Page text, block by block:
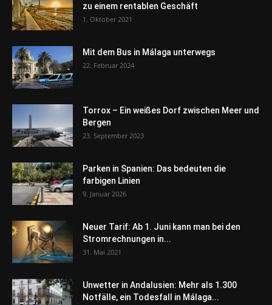
zu einem rentablen Geschäft
1. Oktober 2021
Mit dem Bus in Málaga unterwegs
22. Februar 2024
Torrox – Ein weißes Dorf zwischen Meer und
Bergen
23. September 2023
Parken in Spanien: Das bedeuten die
farbigen Linien
9. Januar 2026
Neuer Tarif: Ab 1. Juni kann man bei den
Stromrechnungen in...
31. Mai 2021
Unwetter in Andalusien: Mehr als 1.300
Notfälle, ein Todesfall in Málaga...